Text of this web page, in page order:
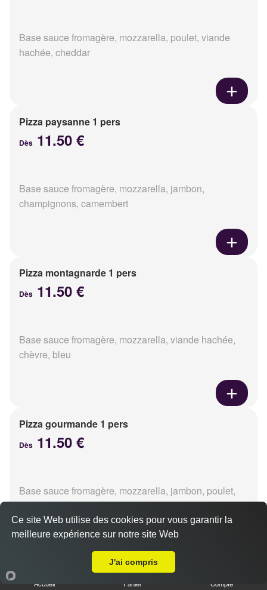
Base sauce fromagère, mozzarella, poulet, viande
hachée, cheddar
Pizza paysanne 1 pers
Dès 11.50 €
Base sauce fromagère, mozzarella, jambon,
champignons, camembert
Pizza montagnarde 1 pers
Dès 11.50 €
Base sauce fromagère, mozzarella, viande hachée,
chèvre, bleu
Pizza gourmande 1 pers
Dès 11.50 €
Base sauce fromagère, mozzarella, jambon, poulet,
pommes de terre, oignons
Pizza tikka 1 pers
Accueil Panier Compte
Ce site Web utilise des cookies pour vous garantir la
meilleure expérience sur notre site Web
J'ai compris